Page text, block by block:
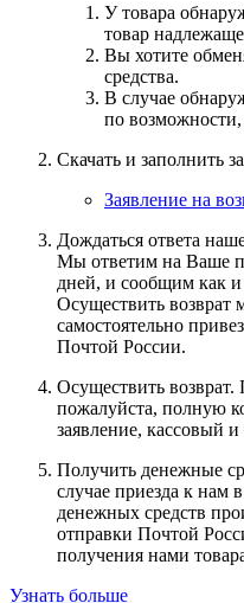
У товара
товар
Вы хотите
средства.
В случае
по
Скачать и заполнить
Заявление на
Дождаться ответа
Мы ответим на Ваше
дней, и сообщим как и
Осуществить возврат
самостоятельно
Почтой России.
Осуществить возврат.
пожалуйста, полную
заявление, кассовый
Получить денежные
случае приезда к нам
денежных средств
отправки Почтой
получения нами
Узнать больше